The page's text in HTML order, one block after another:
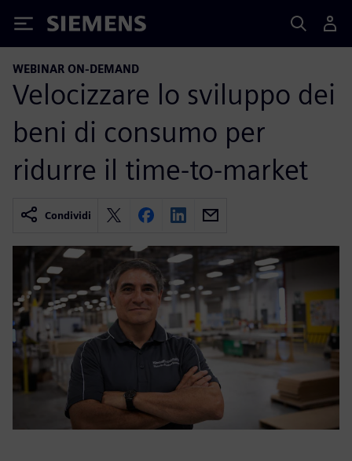
Siemens
WEBINAR ON-DEMAND
Velocizzare lo sviluppo dei
beni di consumo per
ridurre il time-to-market
Condividi